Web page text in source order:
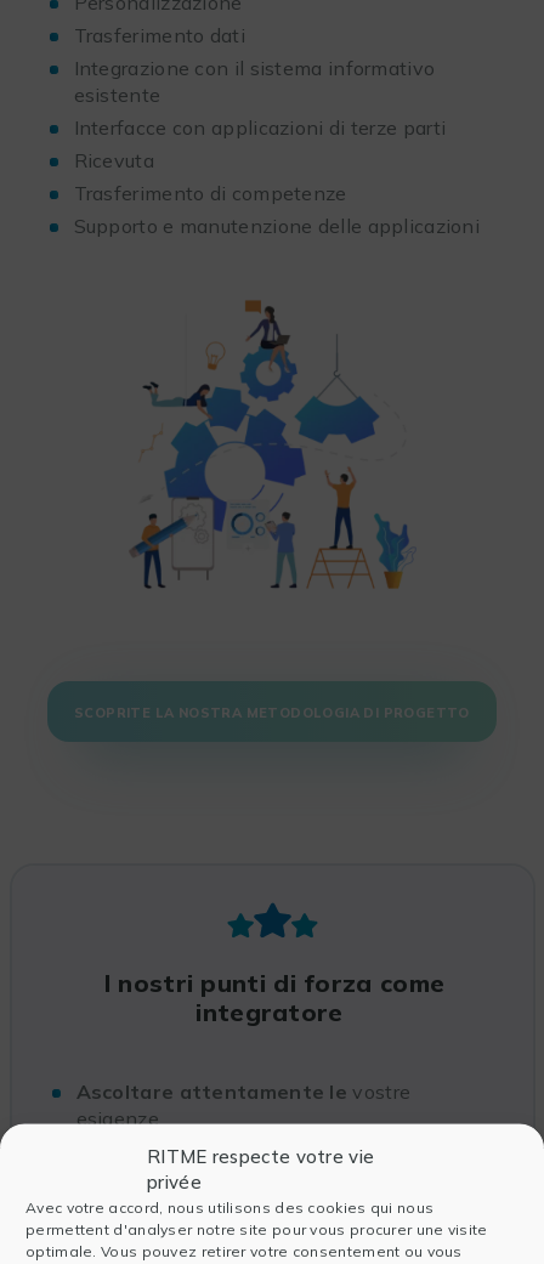
RITME respecte votre vie
privée
Avec votre accord, nous utilisons des cookies qui nous
permettent d'analyser notre site pour vous procurer une visite
optimale. Vous pouvez retirer votre consentement ou vous
Trasferimento dati
Integrazione con il sistema informativo
esistente
Interfacce con applicazioni di terze parti
Ricevuta
Trasferimento di competenze
Supporto e manutenzione delle applicazioni
SCOPRITE LA NOSTRA METODOLOGIA DI PROGETTO
I nostri punti di forza come
integratore
Ascoltare attentamente levostre
esigenze
vicinanzain tutti i progetti
Unaguardia permanenteper consigliarvi